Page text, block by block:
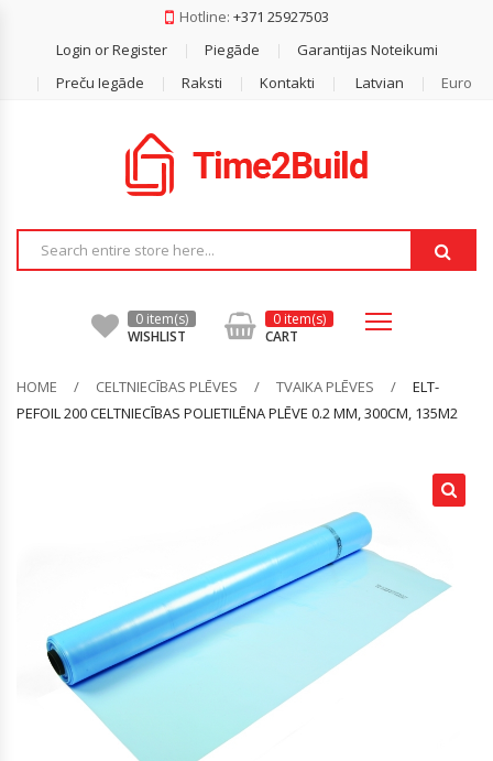
Dakstiņš
Bezazbesta Šīferis
Gāzbetona Bloki
Mūrjava / Bloku Līmes
Pārsedzes
Reģipsis
Profilu Stiprinājumi
Reģipša Profili
Stūri, Šinas, Vadula
Akmens Vate
Ekstrudētais Putuplasts
Fasādes Vate
Armatūra
Betonēšanas Piederumi (distanceri,
Vadulas U.c)
Durelis
Finiera Saplāksnis
Difūzijas Membrānas
Pretvēja Plēves
Savienošanas Lentas
Hotline: +371 25927503
Login or Register
Piegāde
Garantijas Noteikumi
Preču Iegāde
Raksti Kontakti Latvian Euro
0 item(s)
WISHLIST
0 item(s)
CART
HOME CELTNIECĪBAS PLĒVES TVAIKA PLĒVES
ELT-
PEFOIL 200 CELTNIECĪBAS POLIETILĒNA PLĒVE 0.2 MM, 300CM, 135M2